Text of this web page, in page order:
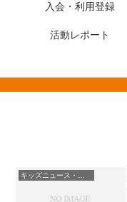
入会・利用登録
活動レポート
キッズニュース・お知らせ